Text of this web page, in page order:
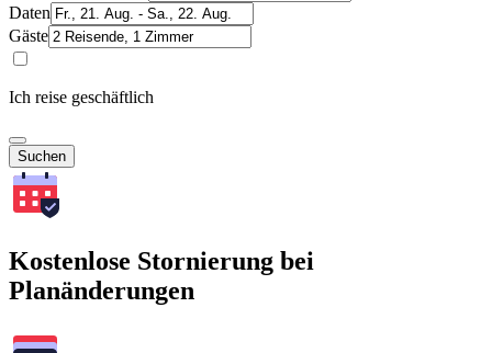
Daten
Gäste
Ich reise geschäftlich
Suchen
Kostenlose Stornierung bei
Planänderungen